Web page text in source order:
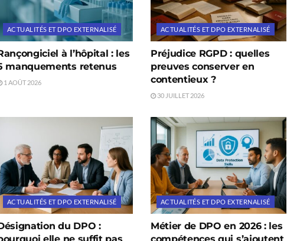
ACTUALITÉS ET DPO EXTERNALISÉ
à l’hôpital : les
manquements retenus
1 AOÛT 2026
ACTUALITÉS ET DPO EXTERNALISÉ
Préjudice RGPD : quelles
preuves conserver en
contentieux ?
30 JUILLET 2026
ACTUALITÉS ET DPO EXTERNALISÉ
du DPO :
ACTUALITÉS ET DPO EXTERNALISÉ
Métier de DPO en 2026 : les